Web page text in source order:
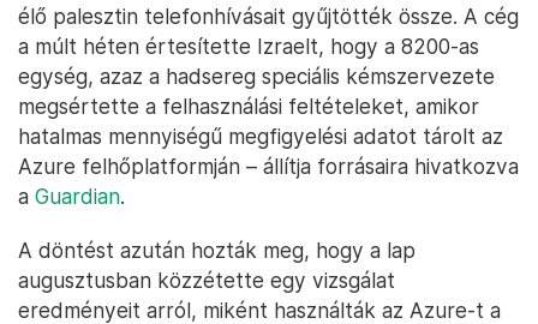
élő palesztin telefonhívásait gyűjtötték össze. A cég
a múlt héten értesítette Izraelt, hogy a 8200-as
egység, azaz a hadsereg speciális kémszervezete
megsértette a felhasználási feltételeket, amikor
hatalmas mennyiségű megfigyelési adatot tárolt az
Azure felhőplatformján – állítja forrásaira hivatkozva
a Guardian.
A döntést azután hozták meg, hogy a lap
augusztusban közzétette egy vizsgálat
eredményeit arról, miként használták az Azure-t a